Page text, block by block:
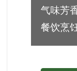
气味芳
餐饮烹